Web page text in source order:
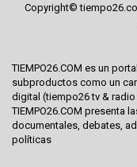
Copyright©
TIEMPO26.COM es un
subproductos como un
digital (tiempo26 tv & radio
TIEMPO26.COM presenta
documentales, debates,
políticas